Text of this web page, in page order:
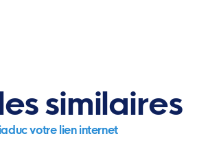
similaires
votre lien internet